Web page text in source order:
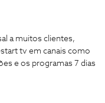
a muitos clientes,
tv em canais como
e os programas 7 dias